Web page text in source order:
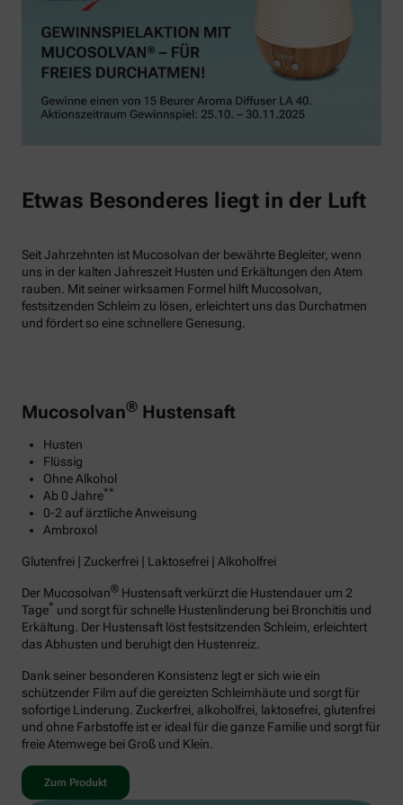
Etwas Besonderes liegt in der Luft
Seit Jahrzehnten ist Mucosolvan der bewährte Begleiter, wenn
uns in der kalten Jahreszeit Husten und Erkältungen den Atem
rauben. Mit seiner wirksamen Formel hilft Mucosolvan,
festsitzenden Schleim zu lösen, erleichtert uns das Durchatmen
und fördert so eine schnellere Genesung.
Mucosolvan® Hustensaft
Husten
Flüssig
Ohne Alkohol
Ab 0 Jahre**
0-2 auf ärztliche Anweisung
Ambroxol
Glutenfrei | Zuckerfrei | Laktosefrei | Alkoholfrei
Der Mucosolvan® Hustensaft verkürzt die Hustendauer um 2
Tage* und sorgt für schnelle Hustenlinderung bei Bronchitis und
Erkältung. Der Hustensaft löst festsitzenden Schleim, erleichtert
das Abhusten und beruhigt den Hustenreiz.
Dank seiner besonderen Konsistenz legt er sich wie ein
schützender Film auf die gereizten Schleimhäute und sorgt für
sofortige Linderung. Zuckerfrei, alkoholfrei, laktosefrei, glutenfrei
und ohne Farbstoffe ist er ideal für die ganze Familie und sorgt für
freie Atemwege bei Groß und Klein.
Zum Produkt